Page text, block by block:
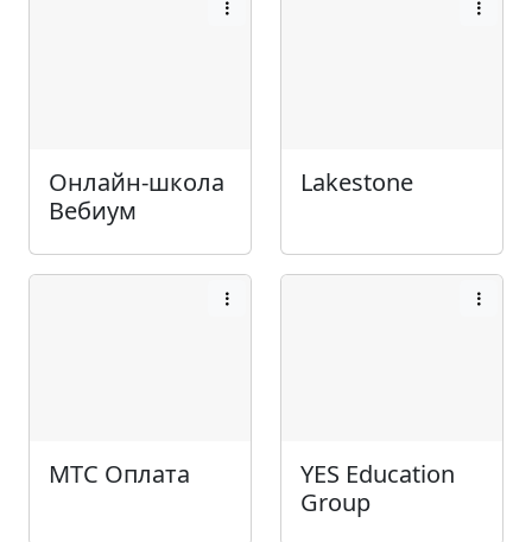
Онлайн-школа
Вебиум
Lakestone
МТС Оплата
YES Education
Group